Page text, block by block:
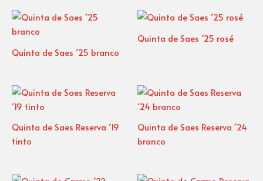
Quinta de Saes ´25 branco
Quinta de Saes ´25 rosé
Quinta de Saes Reserva ´19
tinto
Quinta de Saes Reserva ´24
branco